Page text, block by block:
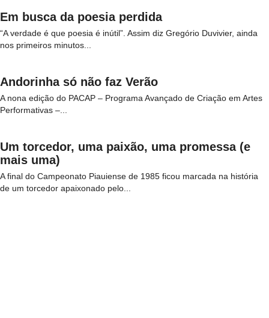
Em busca da poesia perdida
“A verdade é que poesia é inútil”. Assim diz Gregório Duvivier, ainda
nos primeiros minutos...
Andorinha só não faz Verão
A nona edição do PACAP – Programa Avançado de Criação em Artes
Performativas –...
Um torcedor, uma paixão, uma promessa (e
mais uma)
A final do Campeonato Piauiense de 1985 ficou marcada na história
de um torcedor apaixonado pelo...